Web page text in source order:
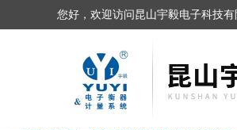
您好，欢迎访问昆山宇毅电子科技有